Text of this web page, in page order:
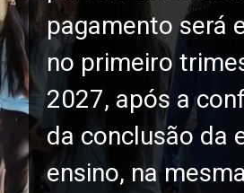
pagamento será
no primeiro
2027, após a
da conclusão da
ensino, na